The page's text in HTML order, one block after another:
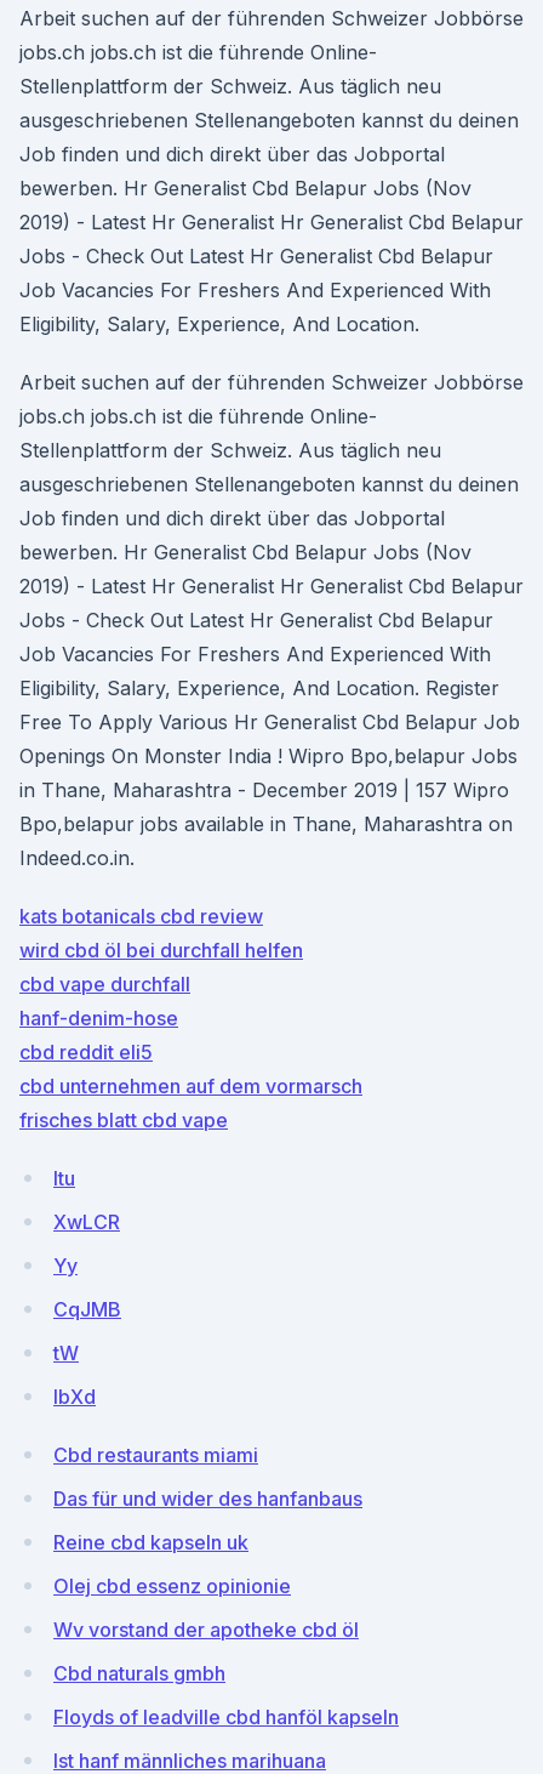
Arbeit suchen auf der führenden Schweizer Jobbörse
jobs.ch jobs.ch ist die führende Online-
Stellenplattform der Schweiz. Aus täglich neu
ausgeschriebenen Stellenangeboten kannst du deinen
Job finden und dich direkt über das Jobportal
bewerben. Hr Generalist Cbd Belapur Jobs (Nov
2019) - Latest Hr Generalist Hr Generalist Cbd Belapur
Jobs - Check Out Latest Hr Generalist Cbd Belapur
Job Vacancies For Freshers And Experienced With
Eligibility, Salary, Experience, And Location.
Arbeit suchen auf der führenden Schweizer Jobbörse
jobs.ch jobs.ch ist die führende Online-
Stellenplattform der Schweiz. Aus täglich neu
ausgeschriebenen Stellenangeboten kannst du deinen
Job finden und dich direkt über das Jobportal
bewerben. Hr Generalist Cbd Belapur Jobs (Nov
2019) - Latest Hr Generalist Hr Generalist Cbd Belapur
Jobs - Check Out Latest Hr Generalist Cbd Belapur
Job Vacancies For Freshers And Experienced With
Eligibility, Salary, Experience, And Location. Register
Free To Apply Various Hr Generalist Cbd Belapur Job
Openings On Monster India ! Wipro Bpo,belapur Jobs
in Thane, Maharashtra - December 2019 | 157 Wipro
Bpo,belapur jobs available in Thane, Maharashtra on
Indeed.co.in.
kats botanicals cbd review
wird cbd öl bei durchfall helfen
cbd vape durchfall
hanf-denim-hose
cbd reddit eli5
cbd unternehmen auf dem vormarsch
frisches blatt cbd vape
Itu
XwLCR
Yy
CqJMB
tW
IbXd
Cbd restaurants miami
Das für und wider des hanfanbaus
Reine cbd kapseln uk
Olej cbd essenz opinionie
Wv vorstand der apotheke cbd öl
Cbd naturals gmbh
Floyds of leadville cbd hanföl kapseln
Ist hanf männliches marihuana